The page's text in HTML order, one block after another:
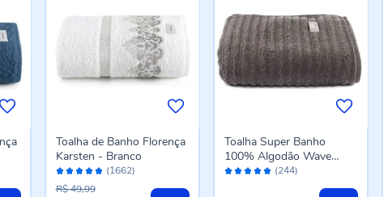
Avaliação:
96%
(1662)
Toalha de Banho Florença
Karsten - Branco
R$ 49,99
Avaliação: (244)
Toalha Super Banho
100% Algodão Wave
Havan Casa 1 Pç -